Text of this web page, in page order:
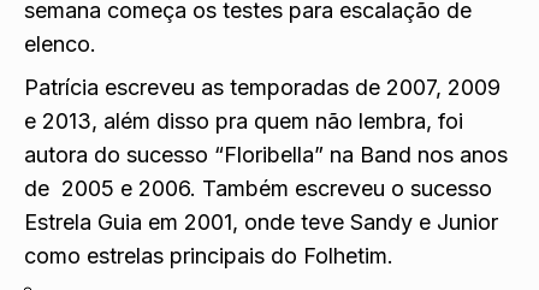
semana começa os testes para escalação de
elenco.
Patrícia escreveu as temporadas de 2007, 2009
e 2013, além disso pra quem não lembra, foi
autora do sucesso “Floribella” na Band nos anos
de 2005 e 2006. Também escreveu o sucesso
Estrela Guia em 2001, onde teve Sandy e Junior
como estrelas principais do Folhetim.